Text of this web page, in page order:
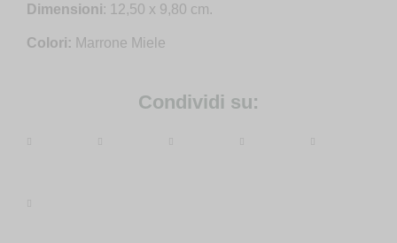
Dimensioni: 12,50 x 9,80 cm.
Colori: Marrone Miele
Condividi su: